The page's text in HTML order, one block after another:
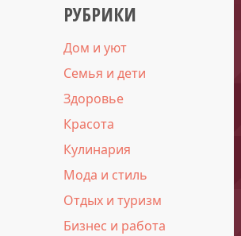
РУБРИКИ
Дом и уют
Семья и дети
Здоровье
Красота
Кулинария
Мода и стиль
Отдых и туризм
Бизнес и работа